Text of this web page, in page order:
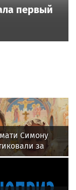
первый
Симону
за
фото